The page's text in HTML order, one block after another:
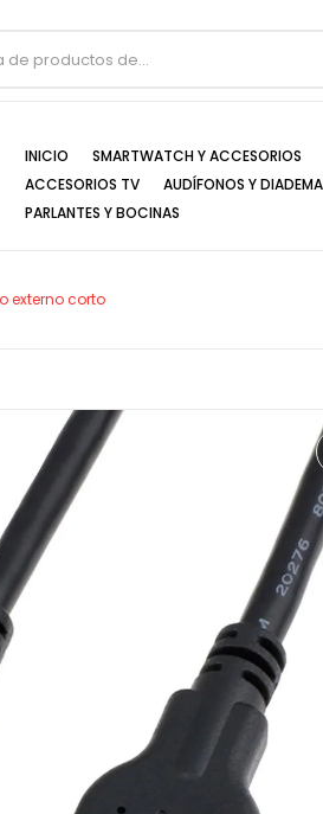
INICIO SMARTWATCH Y ACCESORIOS
ACCESORIOS TV
AUDÍFONOS Y
PARLANTES Y BOCINAS
externo corto